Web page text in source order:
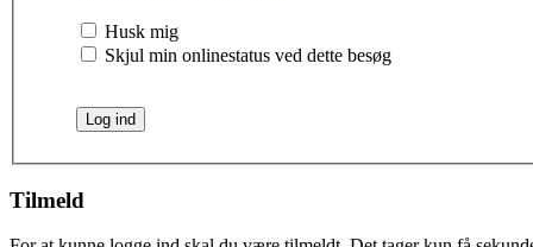
Husk mig
Skjul min onlinestatus ved dette besøg
Tilmeld